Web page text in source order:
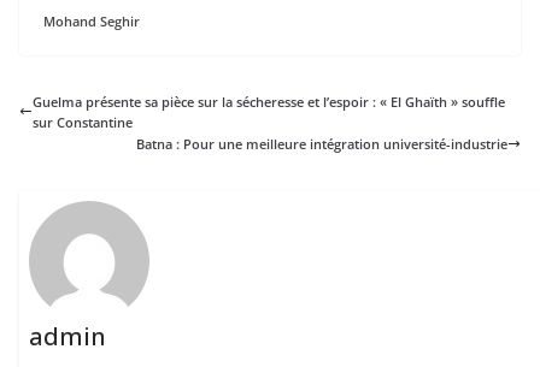
Mohand Seghir
Guelma présente sa pièce sur la sécheresse et l’espoir : « El Ghaïth » souffle
sur Constantine
Batna : Pour une meilleure intégration université-industrie
admin